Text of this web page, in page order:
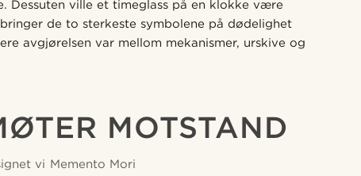
Dessuten ville et timeglass på en klokke være
de to sterkeste symbolene på dødelighet
avgjørelsen var mellom mekanismer, urskive og
MOTSTAND
vi Memento Mori